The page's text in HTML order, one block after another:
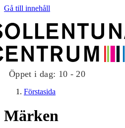
Gå till innehåll
Öppet i dag: 10 - 20
Förstasida
Märken